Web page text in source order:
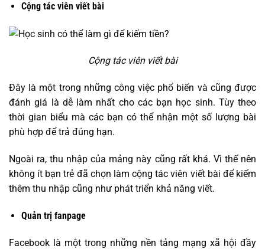
Cộng tác viên viết bài
Cộng tác viên viết bài
Đây là một trong những công việc phổ biến và cũng được
đánh giá là dễ làm nhất cho các bạn học sinh. Tùy theo
thời gian biểu mà các bạn có thể nhận một số lượng bài
phù hợp để trả đúng hạn.
Ngoài ra, thu nhập của mảng này cũng rất khá. Vì thế nên
không ít bạn trẻ đã chọn làm cộng tác viên viết bài để kiếm
thêm thu nhập cũng như phát triển khả năng viết.
Quản trị fanpage
Facebook là một trong những nền tảng mạng xã hội đầy